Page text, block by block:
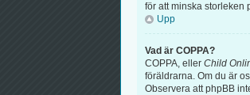
för att minska storleken
Upp
Vad är COPPA?
COPPA, eller Child
föräldrarna. Om du är
Observera att phpBB